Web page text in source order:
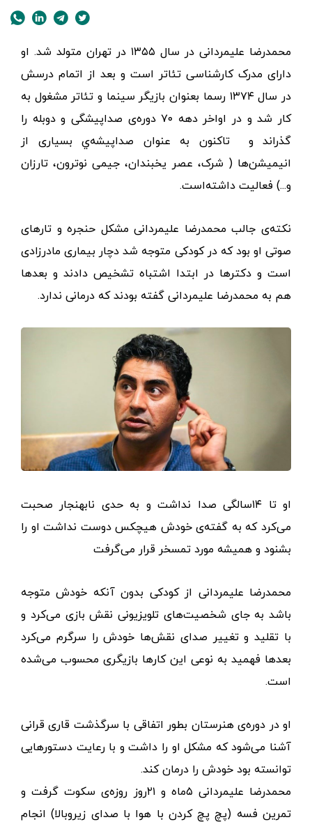
محمدرضا علیمردانی در سال ۱۳۵۵ در تهران متولد شد. او
دارای مدرک کارشناسی تئاتر است و بعد از اتمام درسش
در سال ۱۳۷۴ رسما بعنوان بازیگر سینما و تئاتر مشغول به
کار شد و در اواخر دهه ۷۰ دوره‌ی صداپیشگی و دوبله را
گذراند و تاکنون به‌ عنوان صداپیشه‌ي بسیاری از
انیمیشن‌ها ( شرک، عصر یخبندان، جیمی نوترون، تارزان
و...) فعالیت داشته‌‌است.
نکته‌ی جالب محمدرضا علیمردانی مشکل حنجره و تارهای
صوتی او بود که در کودکی متوجه شد دچار بیماری مادرزادی
است و دکترها در ابتدا اشتباه تشخیص دادند و بعدها
هم به محمدرضا علیمردانی گفته بودند که درمانی ندارد.
او تا ۱۴سالگی صدا نداشت و به حدی نابهنجار صحبت
می‌کرد که به گفته‌ی خودش هیچکس دوست نداشت او را
بشنود و همیشه مورد تمسخر قرار می‌گرفت
محمدرضا علیمردانی از کودکی بدون آنکه خودش متوجه
باشد به جای شخصیت‌های تلویزیونی نقش بازی می‌کرد و
با تقلید و تغییر صدای نقش‌ها خودش را سرگرم می‌کرد
بعدها فهمید به نوعی این کارها بازیگری محسوب می‌شده
است.
او در دوره‌ی هنرستان بطور اتفاقی با سرگذشت قاری قرانی
آشنا می‌شود که مشکل او را داشت و با رعایت دستورهایی
توانسته بود خودش را درمان کند.
محمدرضا علیمردانی ۵ماه و ۲۱روز روزه‌ی سکوت گرفت و
تمرین‌ فسه (پچ پچ کردن با هوا با صدای زیروبالا) انجام